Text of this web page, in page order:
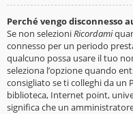
Perché vengo disconnesso
Se non selezioniRicordami
connesso per un periodo
qualcuno possa usare il tuo
seleziona l’opzione quando
consigliato se ti colleghi da un
biblioteca, Internet point,
significa che un